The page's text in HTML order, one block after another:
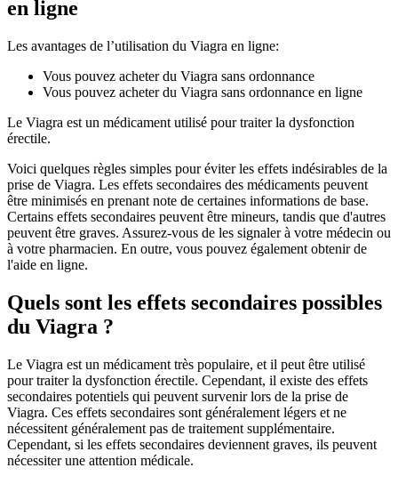
en ligne
Les avantages de l’utilisation du Viagra en ligne:
Vous pouvez acheter du Viagra sans ordonnance
Vous pouvez acheter du Viagra sans ordonnance en ligne
Le Viagra est un médicament utilisé pour traiter la dysfonction
érectile.
Voici quelques règles simples pour éviter les effets indésirables de la
prise de Viagra. Les effets secondaires des médicaments peuvent
être minimisés en prenant note de certaines informations de base.
Certains effets secondaires peuvent être mineurs, tandis que d'autres
peuvent être graves. Assurez-vous de les signaler à votre médecin ou
à votre pharmacien. En outre, vous pouvez également obtenir de
l'aide en ligne.
Quels sont les effets secondaires possibles
du Viagra ?
Le Viagra est un médicament très populaire, et il peut être utilisé
pour traiter la dysfonction érectile. Cependant, il existe des effets
secondaires potentiels qui peuvent survenir lors de la prise de
Viagra. Ces effets secondaires sont généralement légers et ne
nécessitent généralement pas de traitement supplémentaire.
Cependant, si les effets secondaires deviennent graves, ils peuvent
nécessiter une attention médicale.